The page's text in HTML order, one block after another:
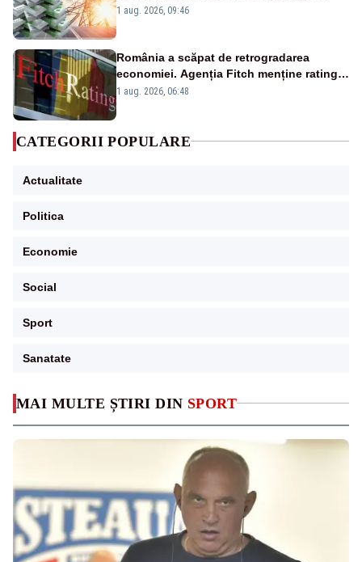
MAI MULTE ȘTIRI DIN SPORT
Analiză Realitatea Plus
1 aug. 2026, 09:46
România a scăpat de retrogradarea
economiei. Agenția Fitch menține ratingul
„BBB-” cu perspectivă negativă
1 aug. 2026, 06:48
CATEGORII POPULARE
Actualitate
Politica
Economie
Social
Sport
Sanatate